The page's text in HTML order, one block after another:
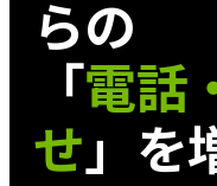
らの
「電話
せ」を